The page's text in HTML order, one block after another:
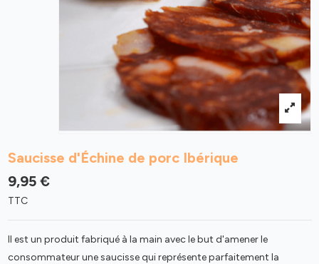
Saucisse d'Échine de porc Ibérique
9,95 €
TTC
Il est un produit fabriqué à la main avec le but d'amener le
consommateur une saucisse qui représente parfaitement la